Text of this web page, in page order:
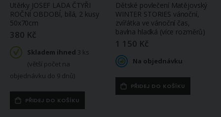
Utěrky JOSEF LADA ČTYŘI
ROČNÍ OBDOBÍ, bílá, 2 kusy
50x70cm
380 Kč
Skladem ihned 3 ks
(větší počet na
objednávku do 9 dnů)
PŘIDEJ DO KOŠÍKU
Dětské povlečení Matějovský
WINTER STORIES vánoční,
zvířátka ve vánoční čas,
bavlna hladká (více rozměrů)
1 150 Kč
Na objednávku
PŘIDEJ DO KOŠÍKU